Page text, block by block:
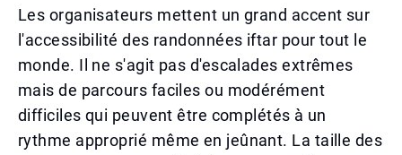
Les organisateurs mettent un grand accent sur
l'accessibilité des randonnées iftar pour tout le
monde. Il ne s'agit pas d'escalades extrêmes
mais de parcours faciles ou modérément
difficiles qui peuvent être complétés à un
rythme approprié même en jeûnant. La taille des